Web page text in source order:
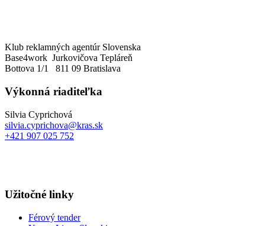
Klub reklamných agentúr Slovenska
Base4work Jurkovičova Tepláreň
Bottova 1/1 811 09 Bratislava
Výkonná riaditeľka
Silvia Cyprichová
silvia.cyprichova@kras.sk
+421 907 025 752
Užitočné linky
Férový tender